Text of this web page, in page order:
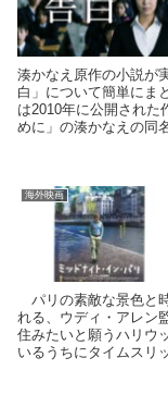
湊かなえ原作の小説が
白」について簡単にま
は2010年に公開された
めに」の湊かなえの同
海外映画
パリの素敵な景色と
れる、ウディ・アレ
住みたいと願うハリウ
いるうちにタイムスリ